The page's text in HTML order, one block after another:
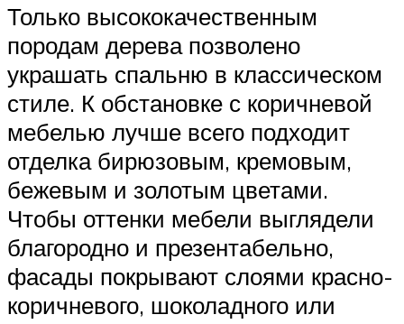
Только высококачественным
породам дерева позволено
украшать спальню в классическом
стиле. К обстановке с коричневой
мебелью лучше всего подходит
отделка бирюзовым, кремовым,
бежевым и золотым цветами.
Чтобы оттенки мебели выглядели
благородно и презентабельно,
фасады покрывают слоями красно-
коричневого, шоколадного или